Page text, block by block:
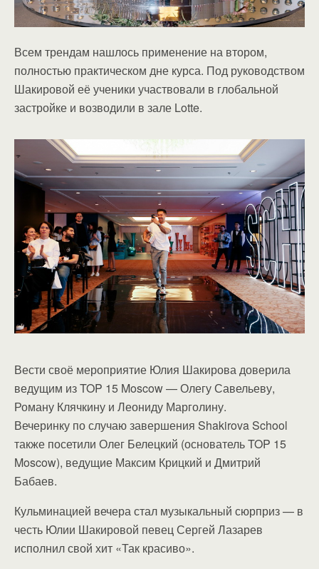
Всем трендам нашлось применение на втором,
полностью практическом дне курса. Под руководством
Шакировой её ученики участвовали в глобальной
застройке и возводили в зале Lotte.
Вести своё мероприятие Юлия Шакирова доверила
ведущим из TOP 15 Moscow — Олегу Савельеву,
Роману Клячкину и Леониду Марголину.
Вечеринку по случаю завершения Shakirova School
также посетили Олег Белецкий (основатель TOP 15
Moscow), ведущие Максим Крицкий и Дмитрий
Бабаев.
Кульминацией вечера стал музыкальный сюрприз — в
честь Юлии Шакировой певец Сергей Лазарев
исполнил свой хит «Так красиво».